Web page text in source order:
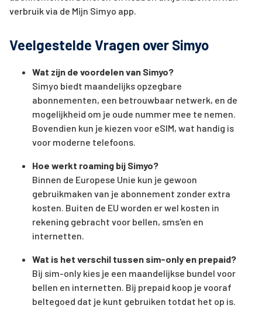
verbruik via de Mijn Simyo app.
Veelgestelde Vragen over Simyo
Wat zijn de voordelen van Simyo?
Simyo biedt maandelijks opzegbare
abonnementen, een betrouwbaar netwerk, en de
mogelijkheid om je oude nummer mee te nemen.
Bovendien kun je kiezen voor eSIM, wat handig is
voor moderne telefoons.
Hoe werkt roaming bij Simyo?
Binnen de Europese Unie kun je gewoon
gebruikmaken van je abonnement zonder extra
kosten. Buiten de EU worden er wel kosten in
rekening gebracht voor bellen, sms'en en
internetten.
Wat is het verschil tussen sim-only en prepaid?
Bij sim-only kies je een maandelijkse bundel voor
bellen en internetten. Bij prepaid koop je vooraf
beltegoed dat je kunt gebruiken totdat het op is.